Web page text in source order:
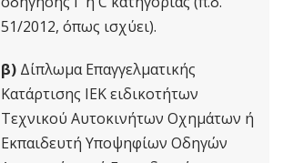
51/2012, όπως ισχύει).
β) Δίπλωμα Επαγγελματικής
Κατάρτισης ΙΕΚ ειδικοτήτων
Τεχνικού Αυτοκινήτων Οχημάτων ή
Εκπαιδευτή Υποψηφίων Οδηγών